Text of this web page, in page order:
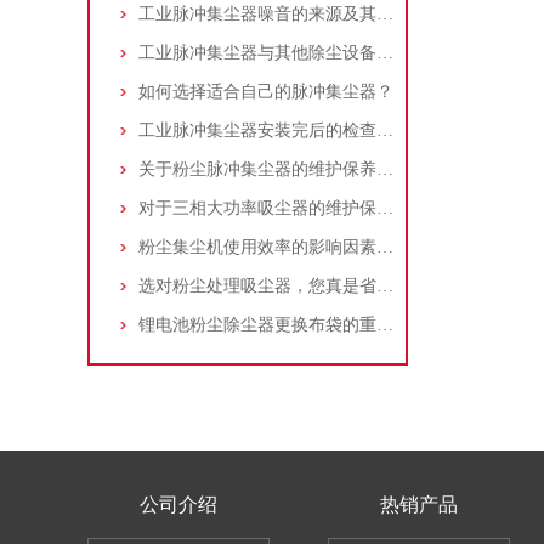
工业脉冲集尘器噪音的来源及其控制策略
工业脉冲集尘器与其他除尘设备的比较
如何选择适合自己的脉冲集尘器？
工业脉冲集尘器安装完后的检查工作详解
关于粉尘脉冲集尘器的维护保养问题
对于三相大功率吸尘器的维护保养，你了解多少
粉尘集尘机使用效率的影响因素及改进措施
选对粉尘处理吸尘器，您真是省了很多事！
锂电池粉尘除尘器更换布袋的重要性与方法
公司介绍 热销产品